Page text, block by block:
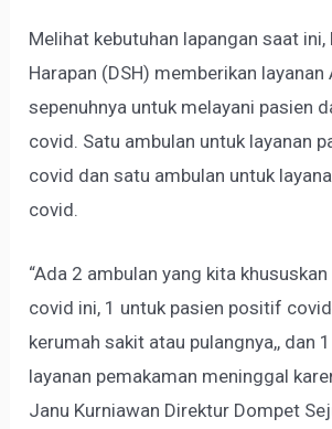
Melihat kebutuhan lapangan saat
Harapan (DSH) memberikan layanan
sepenuhnya untuk melayani pasien
covid. Satu ambulan untuk layanan
covid dan satu ambulan untuk
covid.
“Ada 2 ambulan yang kita
covid ini, 1 untuk pasien positif
kerumah sakit atau pulangnya,, dan
layanan pemakaman meninggal
Janu Kurniawan Direktur Dompet